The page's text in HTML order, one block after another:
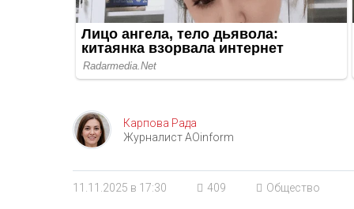
Карпова Рада
Журналист AOinform
11.11.2025 в 17:30 409 Общество